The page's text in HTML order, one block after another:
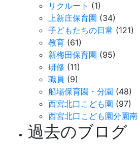
リクルート (1)
上新庄保育園 (34)
子どもたちの日常 (121)
教育 (61)
新梅田保育園 (95)
研修 (11)
職員 (9)
船場保育園・分園 (48)
西宮北口こども園 (97)
西宮北口こども園分園南
過去のブログ